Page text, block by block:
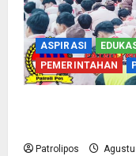
ASPIRASI
PEMERINTAHAN
Patrolipos